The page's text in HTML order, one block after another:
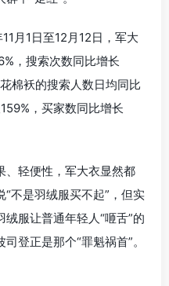
月1日至12月12日，军大
，搜索次数同比增长
棉袄的搜索人数日均同比
，买家数同比增长
、轻便性，军大衣显然都
不是羽绒服买不起”，但实
服让普通年轻人“咂舌”的
登正是那个“罪魁祸首”。